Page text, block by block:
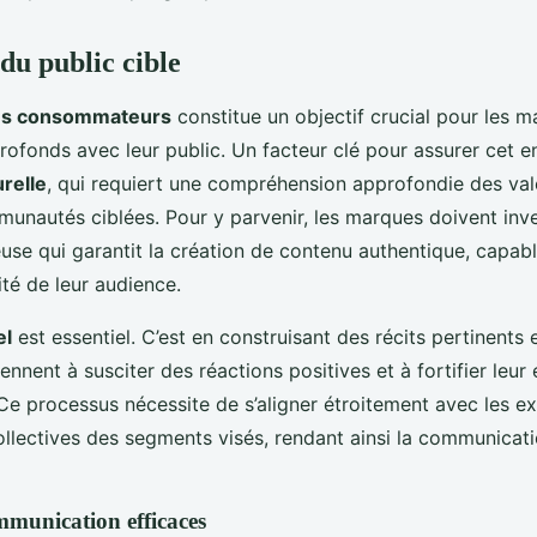
public cible
consommateurs constitue un objectif crucial pour les
avec leur public. Un facteur clé pour assurer cet
, qui requiert une compréhension approfondie des
ciblées. Pour y parvenir, les marques doivent
qui garantit la création de contenu authentique,
de leur audience.
est essentiel. C’est en construisant des récits pertinents
à susciter des réactions positives et à fortifier leur
processus nécessite de s’aligner étroitement avec les
des segments visés, rendant ainsi la
efficaces